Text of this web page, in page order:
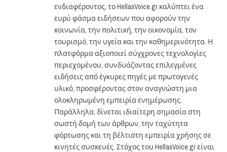
ενδιαφέροντος, το HellasVoice.gr καλύπτει ένα
ευρύ φάσμα ειδήσεων που αφορούν την
κοινωνία, την πολιτική, την οικονομία, τον
τουρισμό, την υγεία και την καθημερινότητα. Η
πλατφόρμα αξιοποιεί σύγχρονες τεχνολογίες
περιεχομένου, συνδυάζοντας επιλεγμένες
ειδήσεις από έγκυρες πηγές με πρωτογενές
υλικό, προσφέροντας στον αναγνώστη μια
ολοκληρωμένη εμπειρία ενημέρωσης.
Παράλληλα, δίνεται ιδιαίτερη σημασία στη
σωστή δομή των άρθρων, την ταχύτητα
φόρτωσης και τη βέλτιστη εμπειρία χρήσης σε
κινητές συσκευές. Στόχος του HellasVoice.gr είναι